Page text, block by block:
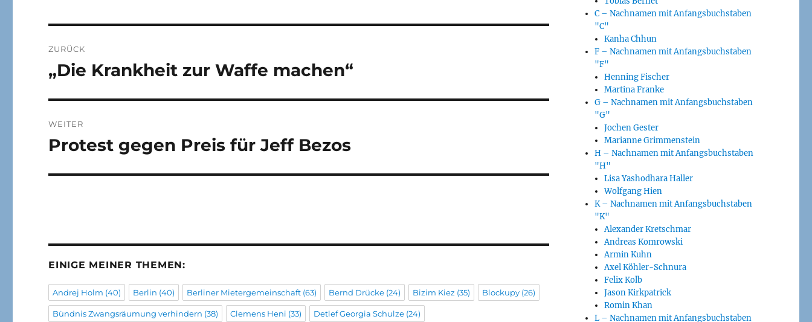
ZURÜCK
Vorheriger
„Die Krankheit zur Waffe machen“
WEITER
Nächster
Protest gegen Preis für Jeff Bezos
EINIGE MEINER THEMEN:
Andrej Holm (40) Berlin (40) Berliner Mietergemeinschaft (63) Bernd Drücke (24) Bizim Kiez (35) Blockupy (26)
Bündnis Zwangsräumung verhindern (38) Clemens Heni (33) Detlef Georgia Schulze (24)
C – Nachnamen mit Anfangsbuchstaben
"C"
Kanha Chhun
F – Nachnamen mit Anfangsbuchstaben
"F"
Henning Fischer
Martina Franke
G – Nachnamen mit Anfangsbuchstaben
"G"
Jochen Gester
Marianne Grimmenstein
H – Nachnamen mit Anfangsbuchstaben
"H"
Lisa Yashodhara Haller
Wolfgang Hien
K – Nachnamen mit Anfangsbuchstaben
"K"
Alexander Kretschmar
Andreas Komrowski
Armin Kuhn
Axel Köhler-Schnura
Felix Kolb
Jason Kirkpatrick
Romin Khan
L – Nachnamen mit Anfangsbuchstaben